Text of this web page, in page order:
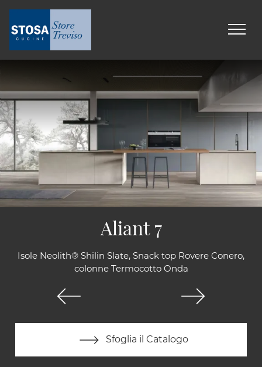
Isole Neolith® Shilin Slate, Snack top Rovere Conero,
colonne Termocotto Onda
Sfoglia il Catalogo
Aliant 7